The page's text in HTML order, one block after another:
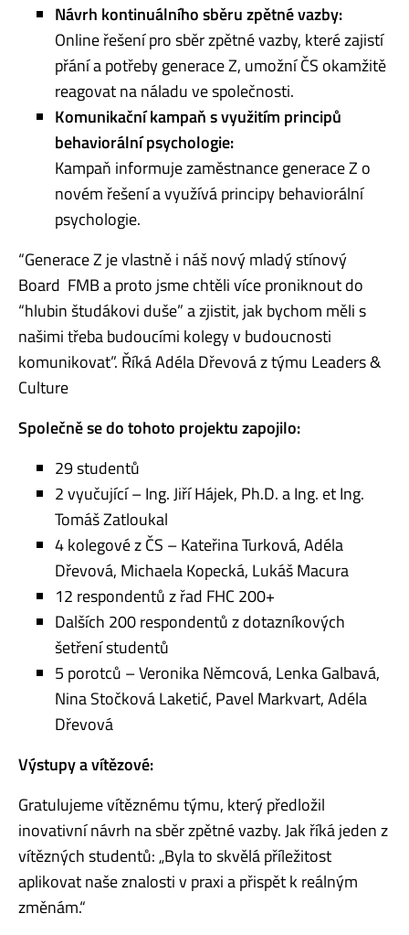
Návrh kontinuálního sběru zpětné vazby:
Online řešení pro sběr zpětné vazby, které zajistí
přání a potřeby generace Z, umožní ČS okamžitě
reagovat na náladu ve společnosti.
Komunikační kampaň s využitím principů
behaviorální psychologie:
Kampaň informuje zaměstnance generace Z o
novém řešení a využívá principy behaviorální
psychologie.
“Generace Z je vlastně i náš nový mladý stínový
Board FMB a proto jsme chtěli více proniknout do
“hlubin študákovi duše” a zjistit, jak bychom měli s
našimi třeba budoucími kolegy v budoucnosti
komunikovat”. Říká Adéla Dřevová z týmu Leaders &
Culture
Společně se do tohoto projektu zapojilo:
29 studentů
2 vyučující – Ing. Jiří Hájek, Ph.D. a Ing. et Ing.
Tomáš Zatloukal
4 kolegové z ČS – Kateřina Turková, Adéla
Dřevová, Michaela Kopecká, Lukáš Macura
12 respondentů z řad FHC 200+
Dalších 200 respondentů z dotazníkových
šetření studentů
5 porotců – Veronika Němcová, Lenka Galbavá,
Nina Stočková Laketić, Pavel Markvart, Adéla
Dřevová
Výstupy a vítězové:
Gratulujeme vítěznému týmu, který předložil
inovativní návrh na sběr zpětné vazby. Jak říká jeden z
vítězných studentů: „Byla to skvělá příležitost
aplikovat naše znalosti v praxi a přispět k reálným
změnám.“